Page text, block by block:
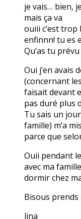
je vais… bien,
mais ça va
ouiii c’est trop
enfinnn! tu es
Qu’as tu
Oui j’en avais
(concernant
faisait devant
pas duré plus
Tu sais un
famille) m’a
parce que
Ouii pendant
avec ma
dormir chez
Bisous
lina